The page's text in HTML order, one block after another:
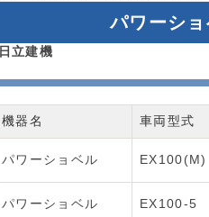
パワーシ
日立建機
機器名 車両型式
パワーショベル EX100(M)
パワーショベル EX100-5